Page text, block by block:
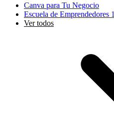
Canva para Tu Negocio
Escuela de Emprendedores 1
Ver todos